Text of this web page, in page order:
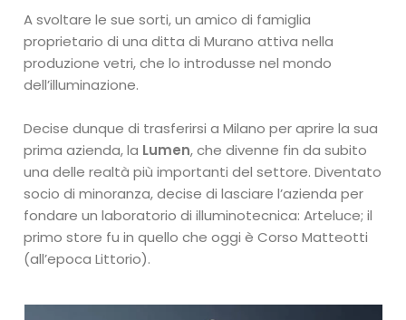
A svoltare le sue sorti, un amico di famiglia
proprietario di una ditta di Murano attiva nella
produzione vetri, che lo introdusse nel mondo
dell’illuminazione.
Decise dunque di trasferirsi a Milano per aprire la sua
prima azienda, la Lumen, che divenne fin da subito
una delle realtà più importanti del settore. Diventato
socio di minoranza, decise di lasciare l’azienda per
fondare un laboratorio di illuminotecnica: Arteluce; il
primo store fu in quello che oggi è Corso Matteotti
(all’epoca Littorio).